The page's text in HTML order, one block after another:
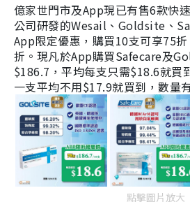
億家世門市及App現已有售6款快
公司研發的Wesail、Goldsite、
App限定優惠，購買10支可享75
折。現凡於App購買Safecare及
$186.7，平均每支只需$18.6就買
一支平均不用$17.9就買到，數量
點擊圖片放大